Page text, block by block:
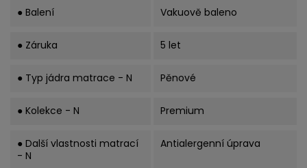
● Balení Vakuově baleno
● Záruka 5 let
● Typ jádra matrace - N Pěnové
● Kolekce - N Premium
● Další vlastnosti matrací
- N
Antialergenní úprava